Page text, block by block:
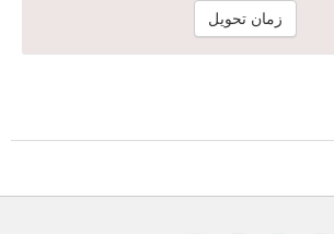
زمان تحویل